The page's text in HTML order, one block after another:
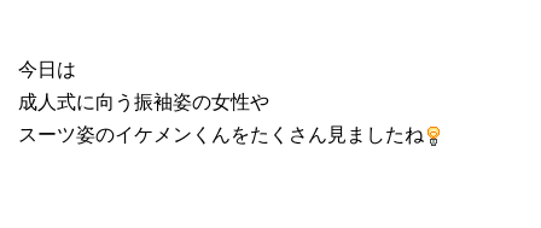
今日は
成人式に向う振袖姿の女性や
スーツ姿のイケメンくんをたくさん見ましたね